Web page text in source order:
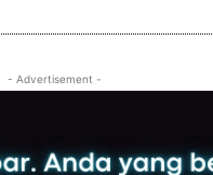
- Advertisement -